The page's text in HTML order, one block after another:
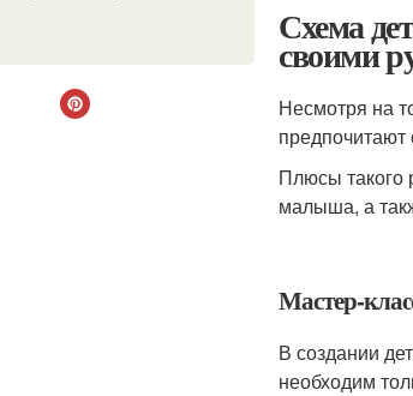
Схема
своими
Несмотря на
предпочитают
Плюсы такого
малыша, а
Мастер-
В создании
необходим